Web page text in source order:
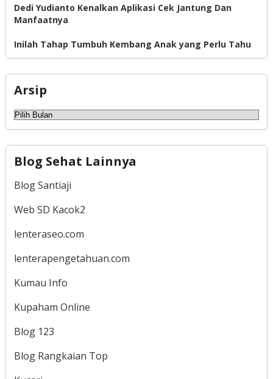
Dedi Yudianto Kenalkan Aplikasi Cek Jantung Dan
Manfaatnya
Inilah Tahap Tumbuh Kembang Anak yang Perlu Tahu
Arsip
Arsip
Blog Sehat Lainnya
Blog Santiaji
Web SD Kacok2
lenteraseo.com
lenterapengetahuan.com
Kumau Info
Kupaham Online
Blog 123
Blog Rangkaian Top